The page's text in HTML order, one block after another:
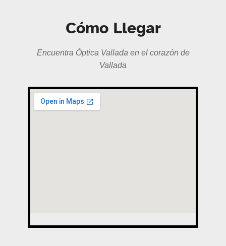
Cómo Llegar
Encuentra Óptica Vallada en el corazón de
Vallada